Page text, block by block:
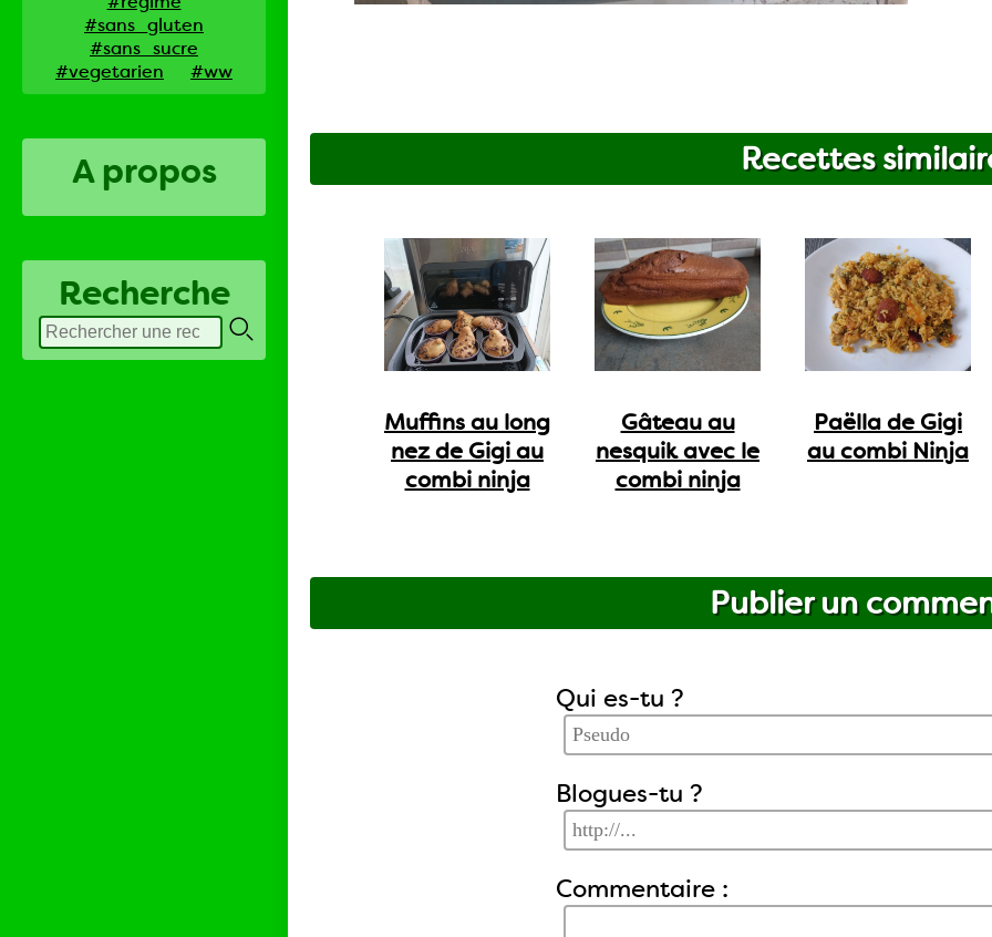
#sans_gluten
#sans_sucre
#vegetarien
#ww
A propos
Recherche
Recettes
Muffins au long
nez de Gigi au
combi ninja
Gâteau au
nesquik avec le
combi ninja
Paëlla de Gigi
au combi Ninja
Publier un
Qui es-tu ?
Blogues-tu ?
Commentaire :